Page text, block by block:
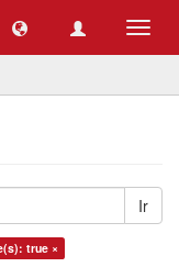
Ir
true ×